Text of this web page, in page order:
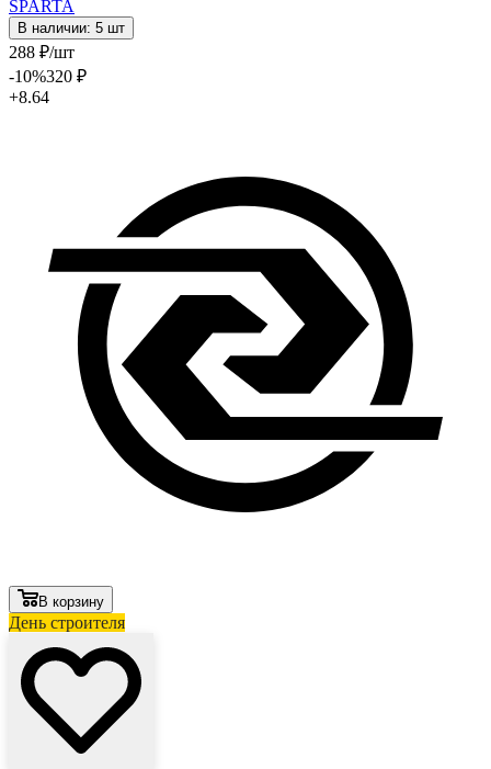
SPARTA
В наличии: 5 шт
288 ₽/шт
-10%320 ₽
+8.64
В корзину
День строителя